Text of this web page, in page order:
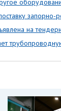
запорно-
на